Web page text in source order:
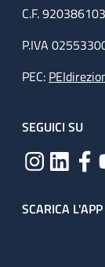
C.F.
P.IVA
PEC:
SEGUICI SU
SCARICA L'APP